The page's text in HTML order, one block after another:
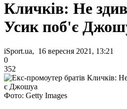
Кличків: Не
Усик поб'є
iSport.ua, 16 вересня 2021, 13:21
0
352
Фото: Getty Images